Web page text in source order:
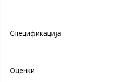
Спецификација
Оценки